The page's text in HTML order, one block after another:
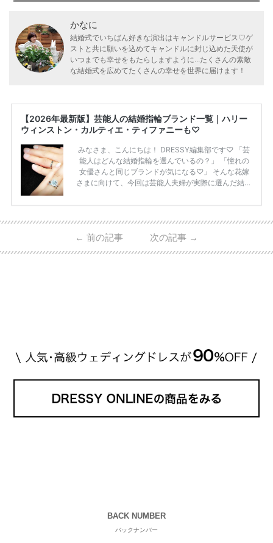
かなに
結婚式でいちばん好きな演出はキャンドルサービス♡ゲ
ストと共に願いを込めてキャンドルに封じ込めた天使が
いつまでも幸せをもたらしますように...たくさんの素敵
な結婚式を広めてたくさんの幸せを世界に届けます！
【2026年最新版】芸能人の結婚指輪ブランド一覧｜ハリー
ウィンストン・カルティエ・ティファニーも♡
みなさま、こんにちは！ DRESSY編集部です♡ 「芸
能人はどんな結婚指輪を選んでいるの？」 「憧れの
女優さんと同じブランドが気になる♡」 そんな花嫁
さまに向けて、今回は芸能人夫婦が実際に選んだ結婚
ーウィンストンやカルティエ、ティファニーなど世界
日本で人気のブランドまで幅広くご紹介。 さらに、
・愛用している芸能人夫婦 ・リングの特徴や魅力 ・
← 前の記事 次の記事 →
BACK NUMBER
バックナンバー